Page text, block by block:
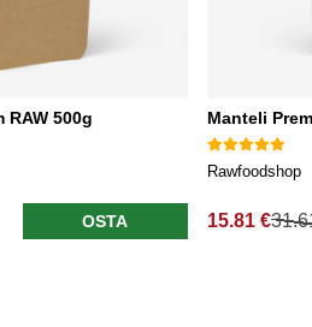
RAW 500g
OSTA
Manteli
Rawfoodshop
15.81 €